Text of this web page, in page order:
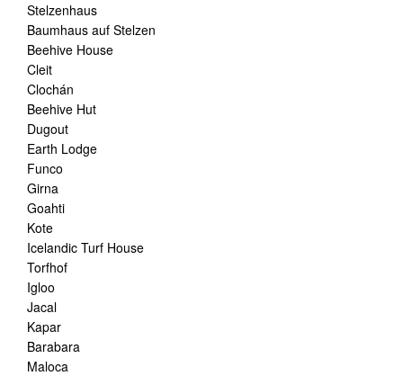
Stelzenhaus
Baumhaus auf Stelzen
Beehive House
Cleit
Clochán
Beehive Hut
Dugout
Earth Lodge
Funco
Girna
Goahti
Kote
Icelandic Turf House
Torfhof
Igloo
Jacal
Kapar
Barabara
Maloca